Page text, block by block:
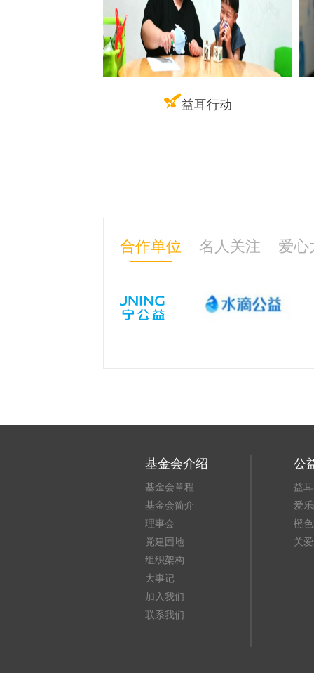
益耳行动
合作单位 名人关注 爱心
基金会介绍
基金会章程
基金会简介
理事会
党建园地
组织架构
大事记
加入我们
联系我们
公
益
爱
橙
关